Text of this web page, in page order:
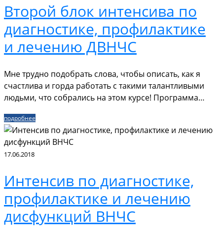
Второй блок интенсива по
диагностике, профилактике
и лечению ДВНЧС
Мне трудно подобрать слова, чтобы описать, как я
счастлива и горда работать с такими талантливыми
людьми, что собрались на этом курсе! Программа…
подробнее
17.06.2018
Интенсив по диагностике,
профилактике и лечению
дисфункций ВНЧС